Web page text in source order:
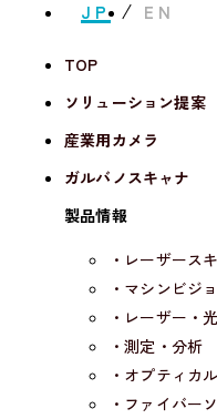
JP EN
TOP
ソリューション提案
産業用カメラ
ガルバノスキャナ
製品情報
・レーザース
・マシンビジ
・レーザー・
・測定・分析
・オプティカ
・ファイバー